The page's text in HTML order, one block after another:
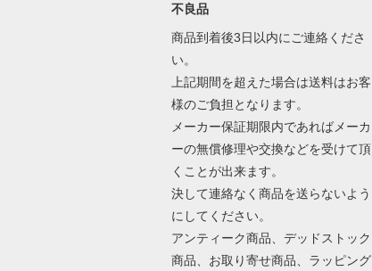
不良品
商品到着後3日以内にご連絡くださ
い。
上記期間を超えた場合は送料はお客
様のご負担となります。
メーカー保証期限内であればメーカ
ーの無償修理や交換などを受けて頂
くことが出来ます。
決して連絡なく商品を送らないよう
にしてください。
アンティーク商品、デッドストック
商品、お取り寄せ商品、ラッピング